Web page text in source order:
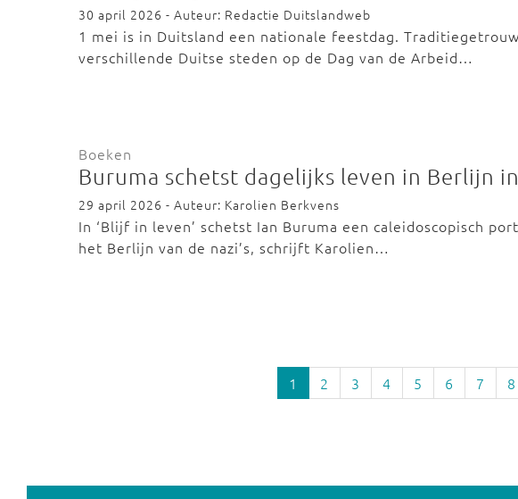
30 april 2026 - Auteur: Redactie Duitslandweb
1 mei is in Duitsland een nationale feestdag.
verschillende Duitse steden op de Dag van de Arbeid…
Boeken
Buruma schetst dagelijks leven in Berlijn
29 april 2026 - Auteur: Karolien Berkvens
In ‘Blijf in leven’ schetst Ian Buruma een caleidoscopisch
het Berlijn van de nazi’s, schrijft Karolien…
1 2 3 4 5 6 7 8